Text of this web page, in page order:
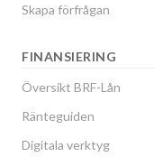
Skapa förfrågan
FINANSIERING
Översikt BRF-Lån
Ränteguiden
Digitala verktyg